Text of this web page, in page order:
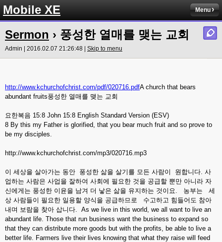
Mobile XE Menu
Sermon › 풍성한 열매를 맺는 교회
Admin | 2016.02.07 21:26:48 | Skip to menu
http://www.kchurchofchrist.com/pdf/020716.pdfA church that bears
abundant fruits풍성한 열매를 맺는 교회
요한복음 15:8 John 15:8 English Standard Version (ESV)
8 By this my Father is glorified, that you bear much fruit and so prove to
be my disciples.
http://www.kchurchofchrist.com/mp3/020716.mp3
이 세상을 살아가는 동안 풍성한 삶을 살기를 모든 사람이 원합니다. 사
업하는 사람은 사업을 잘하여 사회에 필요한 것을 공급할 뿐만 아니라 자
신에게는 풍성한 이윤을 남겨 더 낳은 삶을 유지하는 것이요. 농부는 세
상 사람들이 필요한 일용할 양식을 공급하므로 수고하고 힘들어도 참아
내며 보람을 찾아 삽니다. As we live in this world, we all want to live an
abundant life. Those that run business want the business to expand so
that they can distribute more goods but with the profits, be able to live a
better life. Farmers live their lives knowing that what they raise will feed